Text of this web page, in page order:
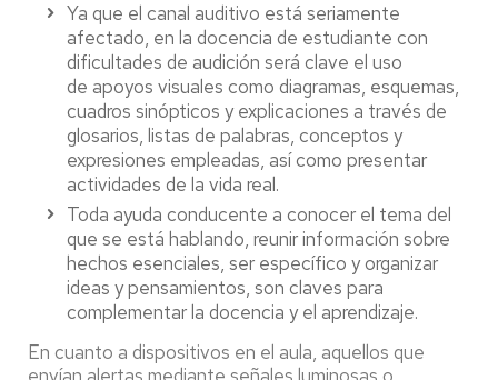
Ya que el canal auditivo está seriamente
afectado, en la docencia de estudiante con
dificultades de audición será clave el uso
de apoyos visuales como diagramas, esquemas,
cuadros sinópticos y explicaciones a través de
glosarios, listas de palabras, conceptos y
expresiones empleadas, así como presentar
actividades de la vida real.
Toda ayuda conducente a conocer el tema del
que se está hablando, reunir información sobre
hechos esenciales, ser específico y organizar
ideas y pensamientos, son claves para
complementar la docencia y el aprendizaje.
En cuanto a dispositivos en el aula, aquellos que